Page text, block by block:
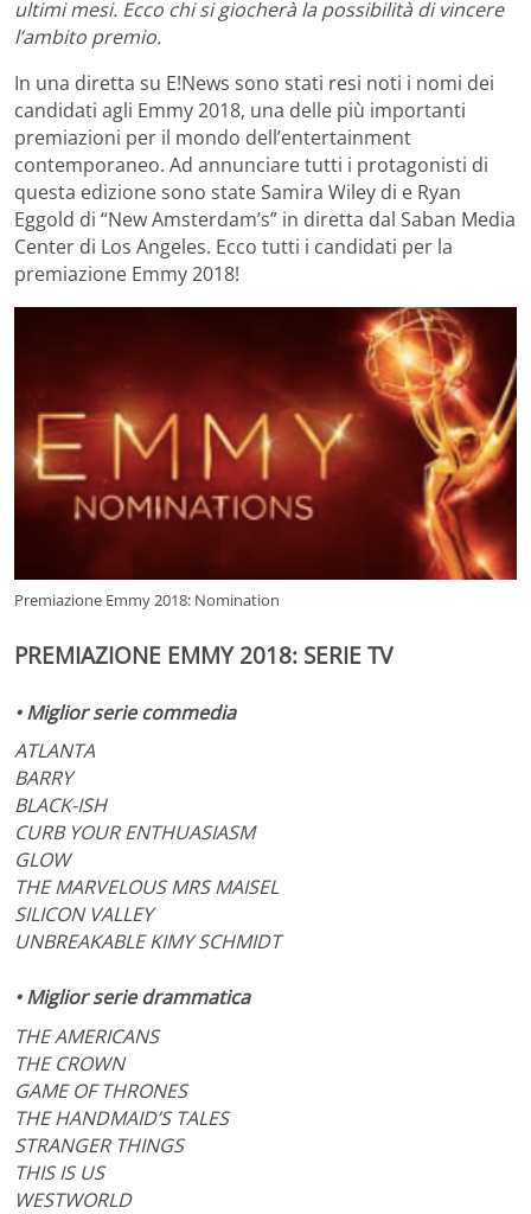
ultimi mesi. Ecco chi si giocherà la possibilità di vincere
l’ambito premio.
In una diretta su E!News sono stati resi noti i nomi dei
candidati agli Emmy 2018, una delle più importanti
premiazioni per il mondo dell’entertainment
contemporaneo. Ad annunciare tutti i protagonisti di
questa edizione sono state Samira Wiley di e Ryan
Eggold di “New Amsterdam’s” in diretta dal Saban Media
Center di Los Angeles. Ecco tutti i candidati per la
premiazione Emmy 2018!
Premiazione Emmy 2018: Nomination
PREMIAZIONE EMMY 2018: SERIE TV
• Miglior serie commedia
ATLANTA
BARRY
BLACK-ISH
CURB YOUR ENTHUASIASM
GLOW
THE MARVELOUS MRS MAISEL
SILICON VALLEY
UNBREAKABLE KIMY SCHMIDT
• Miglior serie drammatica
THE AMERICANS
THE CROWN
GAME OF THRONES
THE HANDMAID’S TALES
STRANGER THINGS
THIS IS US
WESTWORLD